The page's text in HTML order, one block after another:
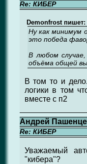
Re: КИБЕР
Demonfrost пишет:
Ну как минимум
это победа
В любом
объёма общей
В том то и
логики в том
вместе с п2
Андрей
Re: КИБЕР
Уважаемый
"кибера"?